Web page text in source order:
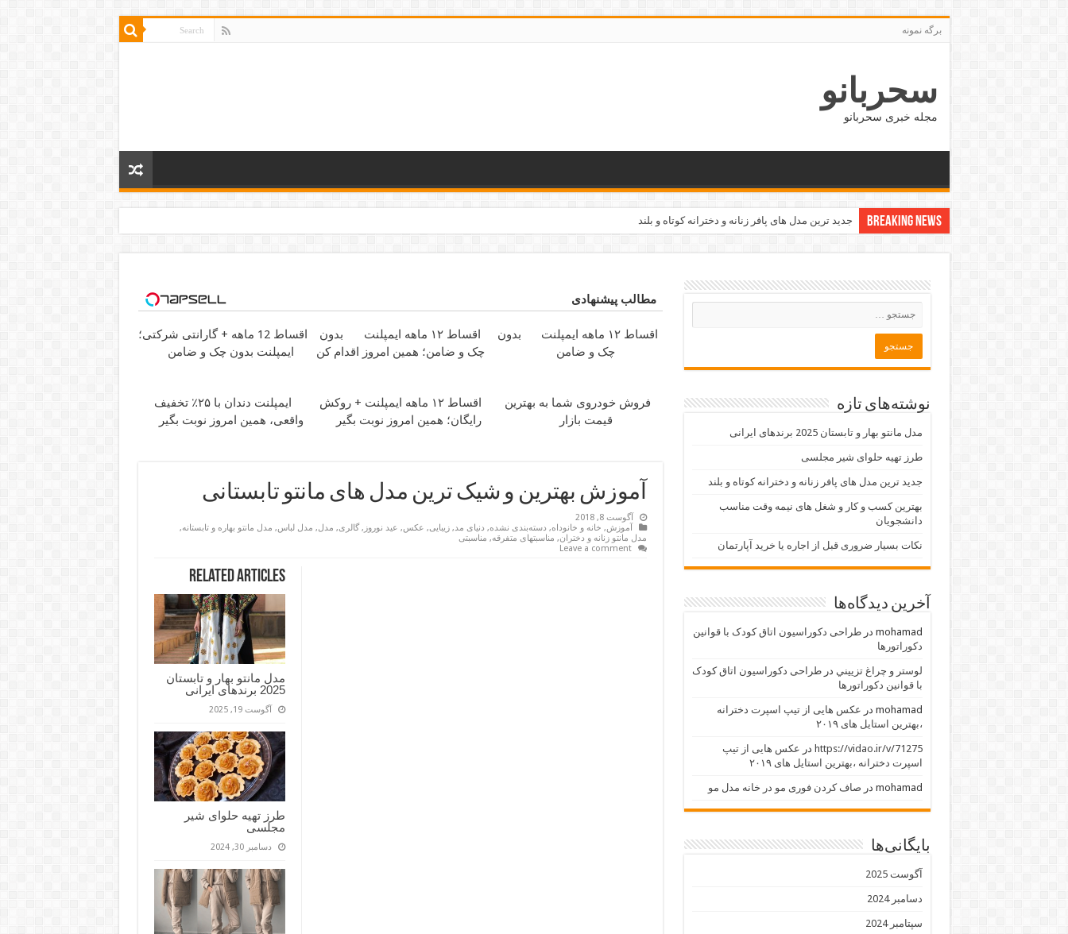
برگه نمونه
سحربانو
مجله خبری سحربانو
Breaking News جدید ترین مدل های پافر زنانه و دخترانه کوتاه و بلند
مطالب پیشنهادی
اقساط ۱۲ ماهه ایمپلنت
بدون
چک و ضامن
اقساط ۱۲ ماهه ایمپلنت
بدون
چک و ضامن؛ همین امروز اقدام کن
اقساط 12 ماهه + گارانتی شرکتی؛
ایمپلنت بدون چک و ضامن
فروش خودروی شما به بهترین
قیمت بازار
اقساط ۱۲ ماهه ایمپلنت + روکش
رایگان؛ همین امروز نوبت بگیر
ایمپلنت دندان با ۲۵٪ تخفیف
واقعی، همین امروز نوبت بگیر
آموزش بهترین و شیک ترین مدل های مانتو تابستانی
آگوست 8, 2018
آموزش, خانه و خانوداه, دسته‌بندی نشده, دنیای مد,زیبایی, عکس, عید نوروز ,گالری, مدل, مدل لباس, مدل مانتو بهاره و تابستانه,
مدل مانتو زنانه و دختران, مناسبتهای متفرقه, مناسبتی
Leave a comment
Related Articles
مدل مانتو بهار و تابستان
2025 برندهای ایرانی
آگوست 19, 2025
طرز تهیه حلوای شیر
مجلسی
دسامبر 30, 2024
نوشته‌های تازه
مدل مانتو بهار و تابستان 2025 برندهای ایرانی
طرز تهیه حلوای شیر مجلسی
جدید ترین مدل های پافر زنانه و دخترانه کوتاه و بلند
بهترین کسب و کار و شغل های نیمه وقت مناسب
دانشجویان
نکات بسیار ضروری قبل از اجاره یا خرید آپارتمان
آخرین دیدگاه‌ها
mohamad درطراحی دکوراسیون اتاق کودک با قوانین
دکوراتورها
لوستر و چراغ تزييني درطراحی دکوراسیون اتاق کودک
با قوانین دکوراتورها
mohamad در عکس هایی از تیپ اسپرت دخترانه
،بهترین استایل های ۲۰۱۹
https://vidao.ir/v/71275 در عکس هایی از تیپ
اسپرت دخترانه ،بهترین استایل های ۲۰۱۹
mohamad در صاف کردن فوری مو در خانه مدل مو
بایگانی‌ها
آگوست 2025
دسامبر 2024
سپتامبر 2024